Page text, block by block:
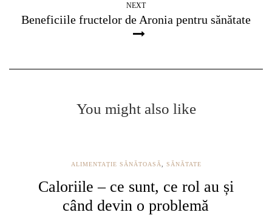
NEXT
Beneficiile fructelor de Aronia pentru sănătate
You might also like
ALIMENTAȚIE SĂNĂTOASĂ SĂNĂTATE
Caloriile – ce sunt, ce rol au și
când devin o problemă